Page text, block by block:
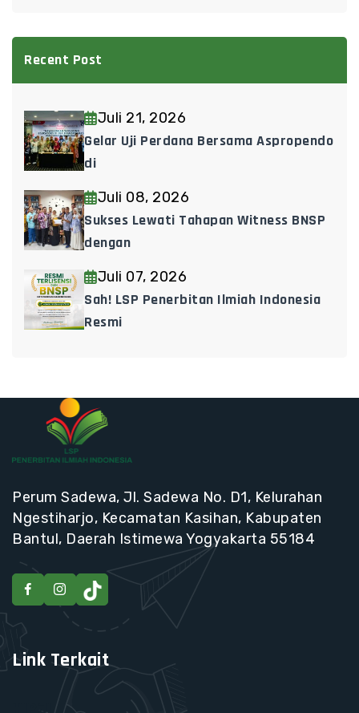
Recent Post
Juli 21, 2026
Gelar Uji Perdana Bersama Aspropendo
di
Juli 08, 2026
Sukses Lewati Tahapan Witness BNSP
dengan
Juli 07, 2026
Sah! LSP Penerbitan Ilmiah Indonesia
Resmi
Perum Sadewa, Jl. Sadewa No. D1, Kelurahan
Ngestiharjo, Kecamatan Kasihan, Kabupaten
Bantul, Daerah Istimewa Yogyakarta 55184
Link Terkait
HIPJI